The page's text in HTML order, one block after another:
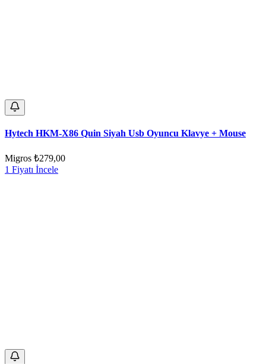
Hytech HKM-X86 Quin Siyah Usb Oyuncu Klavye + Mouse
Migros ₺279,00
1 Fiyatı İncele